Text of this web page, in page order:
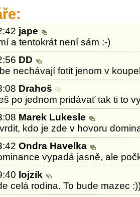
jape
a tentokrát není sám :-)
DD
nechávají fotit jenom v
Drahoš
po jednom pridávať tak ti to
Marek Lukesle
kdo je zde v hovoru
Ondra Havelka
vypadá jasně, ale
lojzík
celá rodina. To bude mazec